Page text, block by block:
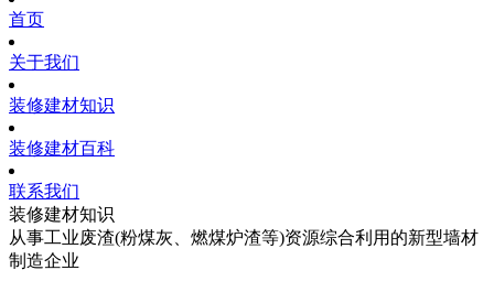
首页
关于我们
装修建材知识
装修建材百科
联系我们
装修建材知识
从事工业废渣(粉煤灰、燃煤炉渣等)资源综合利用的新型墙材
制造企业